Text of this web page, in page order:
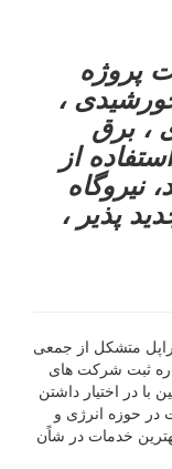
پروژه
،
، برق
از
نیروگاه
پذیر ،
آراپل متشکل از جمعی
و خلاق به شمار 29119 در اداره ثبت شرکت های
در اختیار داشتن
در حوزه انرژی و
خدمات در شاًن